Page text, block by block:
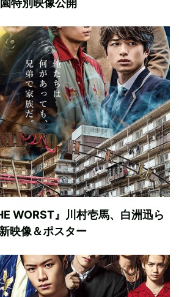
特別映像公開
WORST』川村壱馬、白洲迅ら
映像＆ポスター